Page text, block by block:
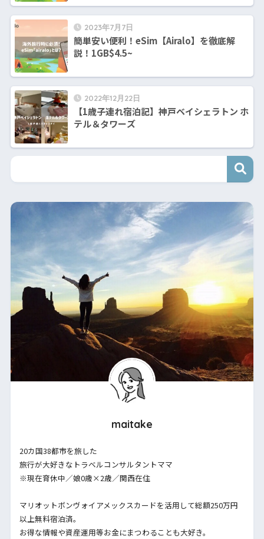
2023年7月7日
簡単安い便利！eSim【Airalo】を徹底解
説！1GB$4.5~
2022年12月22日
【1歳子連れ宿泊記】神戸ベイシェラトン ホ
テル＆タワーズ
maitake
20カ国38都市を旅した
旅行が大好きなトラベルコンサルタントママ
※現在育休中／娘0歳×2歳／関西在住
マリオットボンヴォイアメックスカードを活用して総額250万円
以上無料宿泊済。
お得な情報や資産運用等お金にまつわることも大好き。